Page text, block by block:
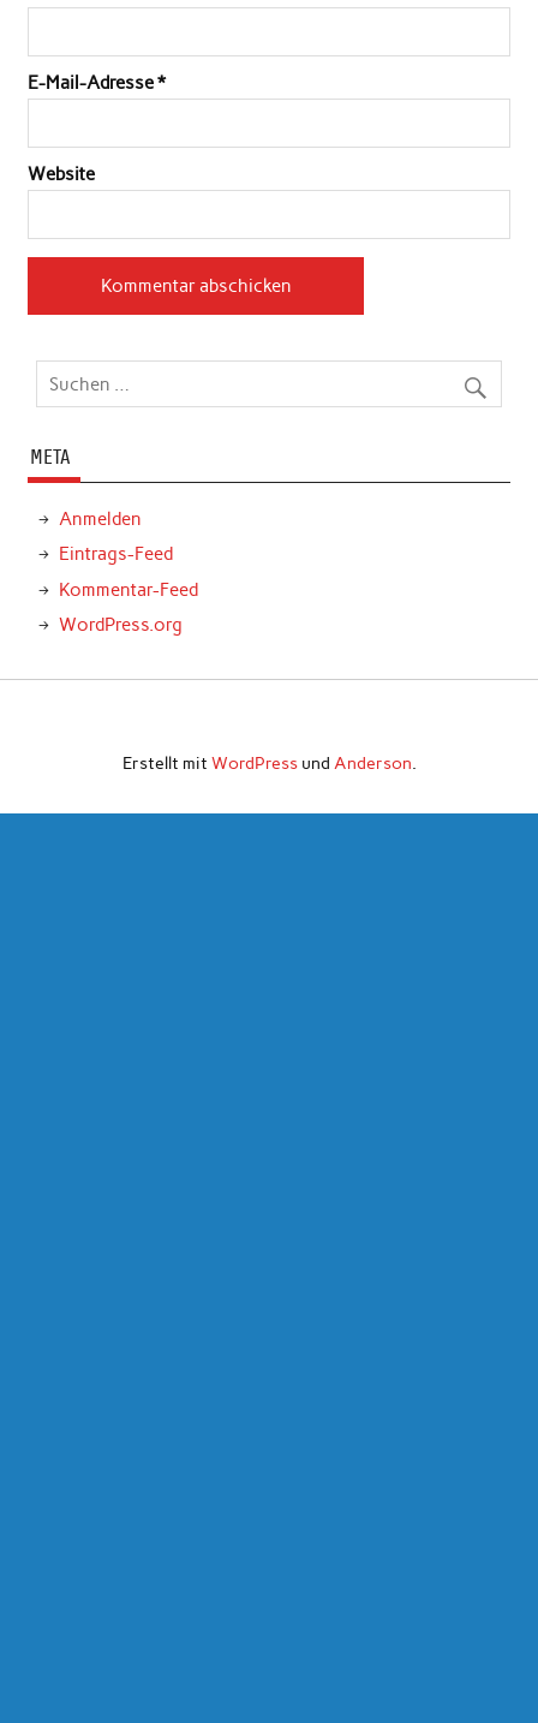
E-Mail-Adresse*
Website
META
Anmelden
Eintrags-Feed
Kommentar-Feed
WordPress.org
Erstellt mit WordPressund Anderson.